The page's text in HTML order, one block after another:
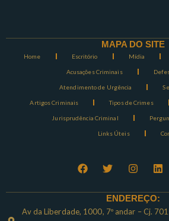
MAPA DO SITE
Home Escritório Mídia
Acusações Criminais
Atendimento de Urgência
Artigos Criminais Tipos de Crimes
Jurisprudência Criminal
Links Úteis
ENDEREÇO:
Av da Liberdade, 1000, 7º andar – Cj.